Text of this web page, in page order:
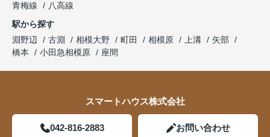
青梅線
八高線
駅から探す
淵野辺
古淵 相模大野 町田 相模原 上溝
矢部
橋本
小田急相模原 座間
スマートハウス株式会社
042-816-2883 お問い合わせ